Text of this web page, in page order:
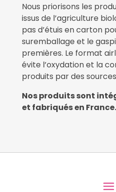
Nous priorisons les
issus de l’agriculture
pas d’étuis en carton
suremballage et le
premières. Le format
évite l’oxydation et la
produits par des
Nos produits sont
et fabriqués en France.